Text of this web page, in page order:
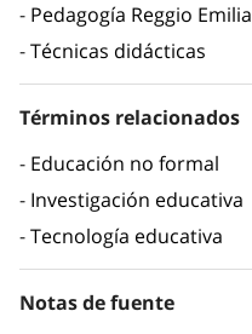
Pedagogía Reggio Emilia
Técnicas didácticas
Términos relacionados
Educación no formal
Investigación educativa
Tecnología educativa
Notas de fuente